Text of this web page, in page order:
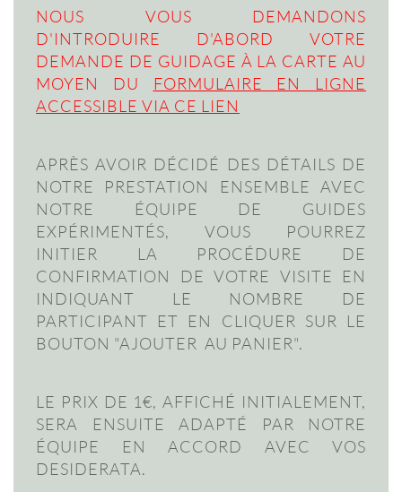
NOUS VOUS DEMANDONS
D'INTRODUIRE D'ABORD VOTRE
DEMANDE DE GUIDAGE À LA CARTE AU
MOYEN DU FORMULAIRE EN LIGNE
ACCESSIBLE VIA CE LIEN
APRÈS AVOIR DÉCIDÉ DES DÉTAILS DE
NOTRE PRESTATION ENSEMBLE AVEC
NOTRE ÉQUIPE DE GUIDES
EXPÉRIMENTÉS, VOUS POURREZ
INITIER LA PROCÉDURE DE
CONFIRMATION DE VOTRE VISITE EN
INDIQUANT LE NOMBRE DE
PARTICIPANT ET EN CLIQUER SUR LE
BOUTON "AJOUTER AU PANIER".
LE PRIX DE 1€, AFFICHÉ INITIALEMENT,
SERA ENSUITE ADAPTÉ PAR NOTRE
ÉQUIPE EN ACCORD AVEC VOS
DESIDERATA.